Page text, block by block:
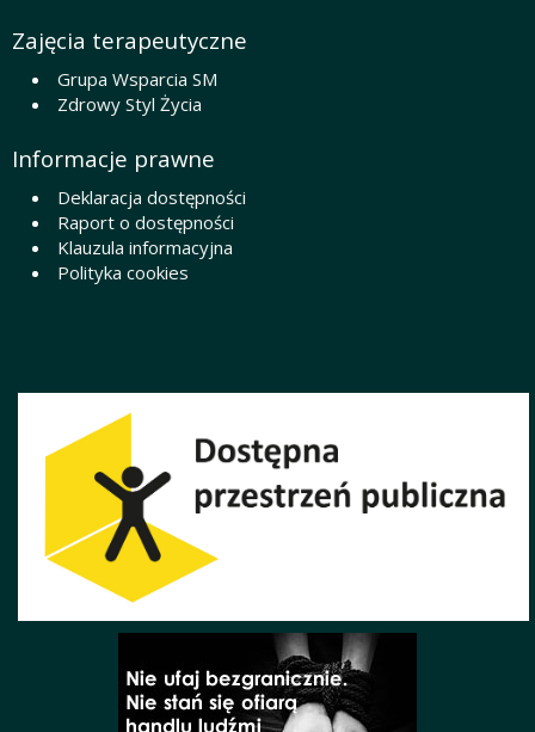
Zajęcia terapeutyczne
Grupa Wsparcia SM
Zdrowy Styl Życia
Informacje prawne
Deklaracja dostępności
Raport o dostępności
Klauzula informacyjna
Polityka cookies